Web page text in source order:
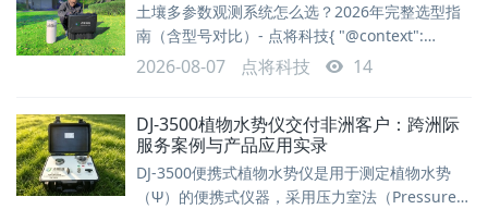
土壤多参数观测系统怎么选？2026年完整选型指
南（含型号对比）- 点将科技{ "@context":
"https://schema.org", "@type": "TechArticle",
"headline": "土壤多参数观测系统怎么选？2026
2026-08-07 点将科技 14
DJ-3500植物水势仪交付非洲客户：跨洲际
服务案例与产品应用实录
DJ-3500便携式植物水势仪是用于测定植物水势
（Ψ）的便携式仪器，采用压力室法（Pressure